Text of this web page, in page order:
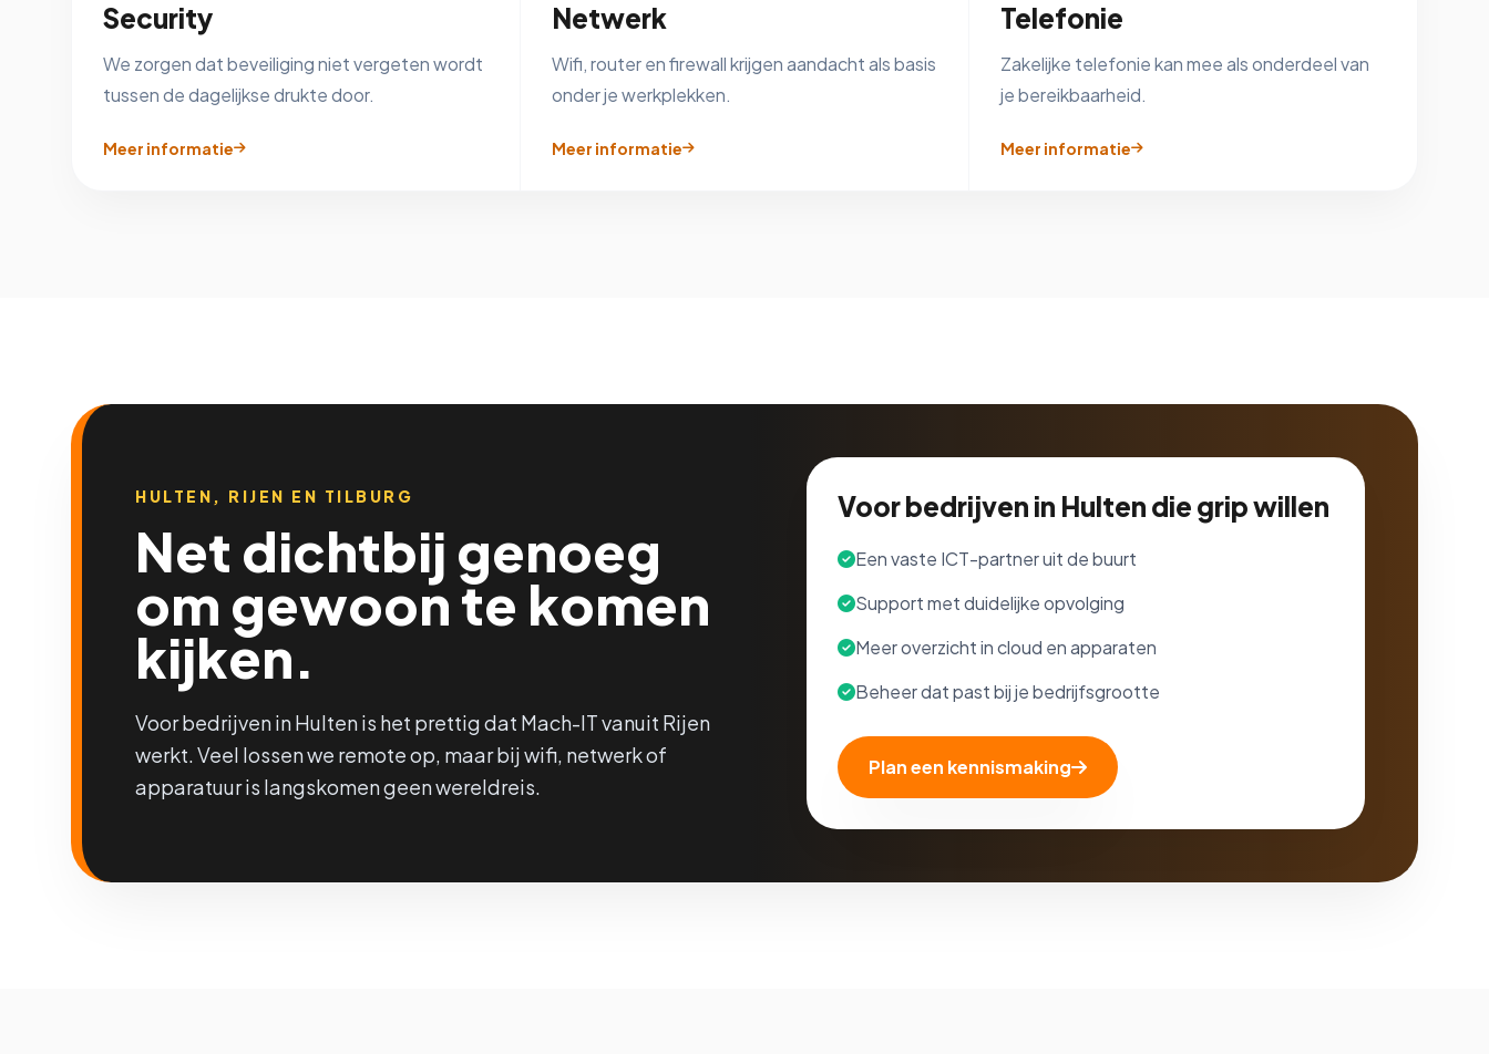
Security
We zorgen dat beveiliging niet vergeten wordt
tussen de dagelijkse drukte door.
Meer informatie
Netwerk
Wifi, router en firewall krijgen aandacht als basis
onder je werkplekken.
Meer informatie
Telefonie
Zakelijke telefonie kan mee als onderdeel van
je bereikbaarheid.
Meer informatie
HULTEN, RIJEN EN TILBURG
Net dichtbij genoeg
om gewoon te komen
kijken.
Voor bedrijven in Hulten is het prettig dat Mach-IT vanuit Rijen
werkt. Veel lossen we remote op, maar bij wifi, netwerk of
apparatuur is langskomen geen wereldreis.
Voor bedrijven in Hulten die grip willen
Een vaste ICT-partner uit de buurt
Support met duidelijke opvolging
Meer overzicht in cloud en apparaten
Beheer dat past bij je bedrijfsgrootte
Plan een kennismaking